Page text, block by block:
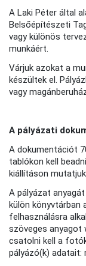
A Laki Péter által
Belsőépítészeti
vagy különös
munkáért.
Várjuk azokat a
készültek el.
vagy
A pályázati
A dokumentációt
tablókon kell
kiállításon
A pályázat
külön könyvtárban
felhasználásra
szöveges anyagot
csatolni kell a
pályázó(k) adatait: